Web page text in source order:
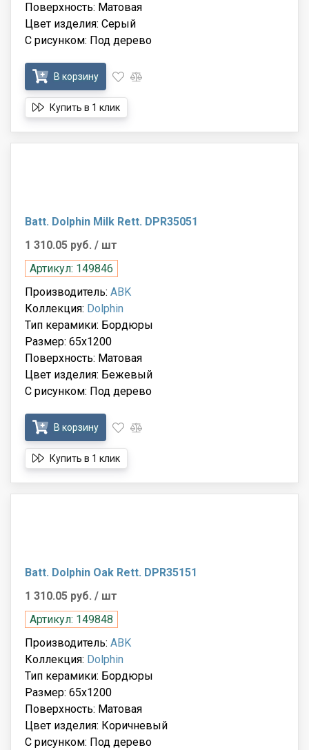
Поверхность: Матовая
Цвет изделия: Серый
С рисунком: Под дерево
В корзину
Купить в 1 клик
Batt. Dolphin Milk Rett. DPR35051
1 310.05 руб. / шт
Артикул: 149846
Производитель: ABK
Коллекция: Dolphin
Тип керамики: Бордюры
Размер: 65x1200
Поверхность: Матовая
Цвет изделия: Бежевый
С рисунком: Под дерево
В корзину
Купить в 1 клик
Batt. Dolphin Oak Rett. DPR35151
1 310.05 руб. / шт
Артикул: 149848
Производитель: ABK
Коллекция: Dolphin
Тип керамики: Бордюры
Размер: 65x1200
Поверхность: Матовая
Цвет изделия: Коричневый
С рисунком: Под дерево